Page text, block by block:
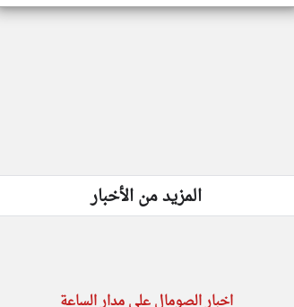
المزيد من الأخبار